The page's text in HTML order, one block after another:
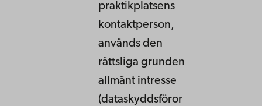
praktikplatsens
kontaktperson,
används den
rättsliga grunden
allmänt intresse
(dataskyddsföror